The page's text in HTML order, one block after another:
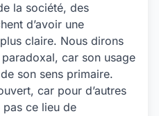
la société, des
d’avoir une
claire. Nous dirons
car son usage
son sens primaire.
car pour d’autres
pas ce lieu de